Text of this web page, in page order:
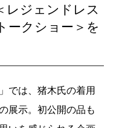
レジェンドレス
ークショー＞を
では、猪木氏の着用
展示。初公開の品も